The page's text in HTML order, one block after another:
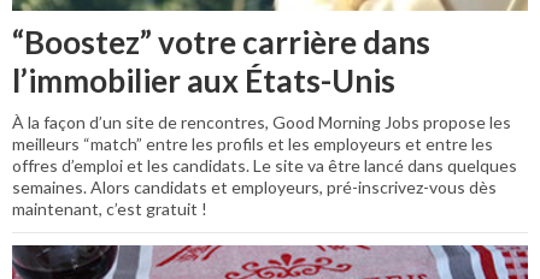
“Boostez” votre carrière dans
l’immobilier aux États-Unis
À la façon d’un site de rencontres, Good Morning Jobs propose les
meilleurs “match” entre les profils et les employeurs et entre les
offres d’emploi et les candidats. Le site va être lancé dans quelques
semaines. Alors candidats et employeurs, pré-inscrivez-vous dès
maintenant, c’est gratuit !